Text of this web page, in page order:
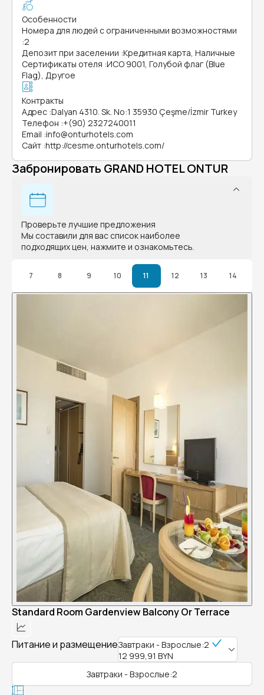
Особенности
Номера для людей с ограниченными возможностями
:2
Депозит при заселении :Кредитная карта, Наличные
Сертификаты отеля :ИСО 9001, Голубой флаг (Blue
Flag), Другое
Контракты
Адрес :Dalyan 4310. Sk. No:1 35930 Çeşme/İzmir Turkey
Телефон :+(90) 2327240011
Email :info@onturhotels.com
Сайт :http://cesme.onturhotels.com/
Забронировать GRAND HOTEL ONTUR
Проверьте лучшие предложения
Мы составили для вас список наиболее
подходящих цен, нажмите и ознакомьтесь.
7 8 9 10 11 12 13 14
Standard Room Gardenview Balcony Or Terrace
Питание и размещениеЗавтраки - Взрослые:2
12 999,91 BYN
Завтраки - Взрослые:2